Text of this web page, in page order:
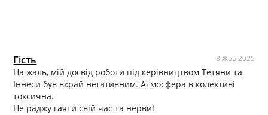
Гість 8 Жов 2025
На жаль, мій досвід роботи під керівництвом Тетяни та
Іннеси був вкрай негативним. Атмосфера в колективі
токсична.
Не раджу гаяти свій час та нерви!